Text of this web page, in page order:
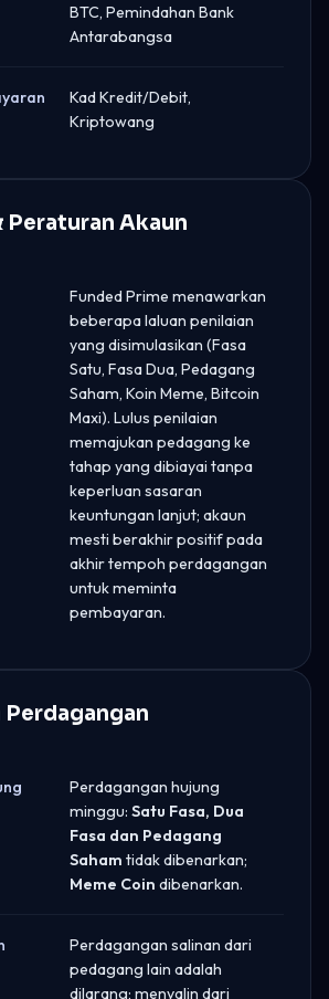
BTC, Pemindahan Bank
Antarabangsa
Kad Kredit/Debit,
Kriptowang
Peraturan Akaun
Funded Prime menawarkan
beberapa laluan penilaian
yang disimulasikan (Fasa
Satu, Fasa Dua, Pedagang
Saham, Koin Meme, Bitcoin
Maxi). Lulus penilaian
memajukan pedagang ke
tahap yang dibiayai tanpa
keperluan sasaran
keuntungan lanjut; akaun
mesti berakhir positif pada
akhir tempoh perdagangan
untuk meminta
pembayaran.
Perdagangan
Perdagangan hujung
minggu: Satu Fasa, Dua
Fasa dan Pedagang
Saham tidak dibenarkan;
Meme Coin dibenarkan.
Perdagangan salinan dari
pedagang lain adalah
dilarang; menyalin dari